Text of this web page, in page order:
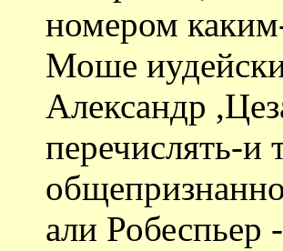
номером
Моше
Александр
перечислять-и
али